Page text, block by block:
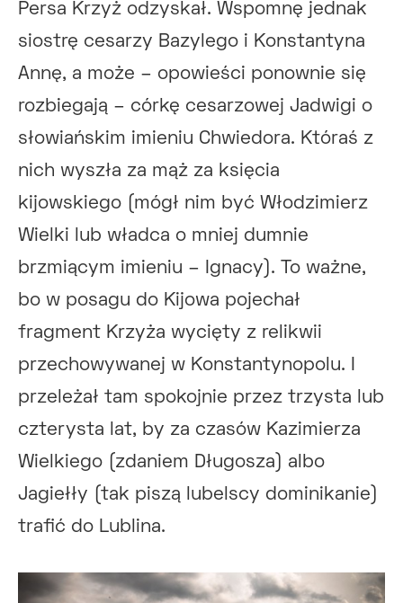
Persa Krzyż odzyskał. Wspomnę jednak
siostrę cesarzy Bazylego i Konstantyna
Annę, a może – opowieści ponownie się
rozbiegają – córkę cesarzowej Jadwigi o
słowiańskim imieniu Chwiedora. Któraś z
nich wyszła za mąż za księcia
kijowskiego (mógł nim być Włodzimierz
Wielki lub władca o mniej dumnie
brzmiącym imieniu – Ignacy). To ważne,
bo w posagu do Kijowa pojechał
fragment Krzyża wycięty z relikwii
przechowywanej w Konstantynopolu. I
przeleżał tam spokojnie przez trzysta lub
czterysta lat, by za czasów Kazimierza
Wielkiego (zdaniem Długosza) albo
Jagiełły (tak piszą lubelscy dominikanie)
trafić do Lublina.